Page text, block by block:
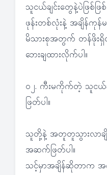
သူငယ်ချင်းတွေနဲ့ပဲဖြစ်ဖြ
ဖုန်းတစ်လုံးနဲ့ အချိန်ကုန်မ
မိသားစုအတွက် တန်ဖိုး
ဘေးချထားလိုက်ပါ။
၀၂. ကီးမကိုက်တဲ့ သူင
ဖြတ်ပါ။
သူတို့နဲ့ အတူတူသွားလာချိ
အဆက်ဖြတ်ပါ။
သင့်မှာအချိန်ဆိုတာက